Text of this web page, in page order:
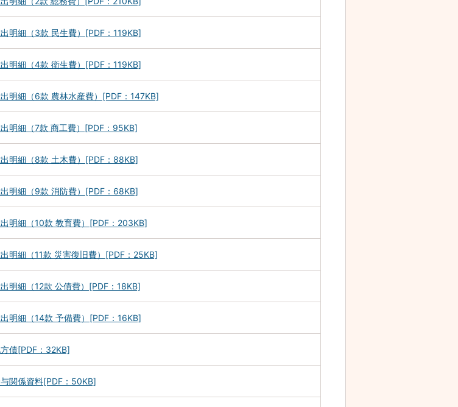
明細（3款 民生費）[PDF：119KB]
明細（4款 衛生費）[PDF：119KB]
明細（6款 農林水産費）[PDF：147KB]
明細（7款 商工費）[PDF：95KB]
明細（8款 土木費）[PDF：88KB]
明細（9款 消防費）[PDF：68KB]
明細（10款 教育費）[PDF：203KB]
明細（11款 災害復旧費）[PDF：25KB]
明細（12款 公債費）[PDF：18KB]
明細（14款 予備費）[PDF：16KB]
債[PDF：32KB]
関係資料[PDF：50KB]